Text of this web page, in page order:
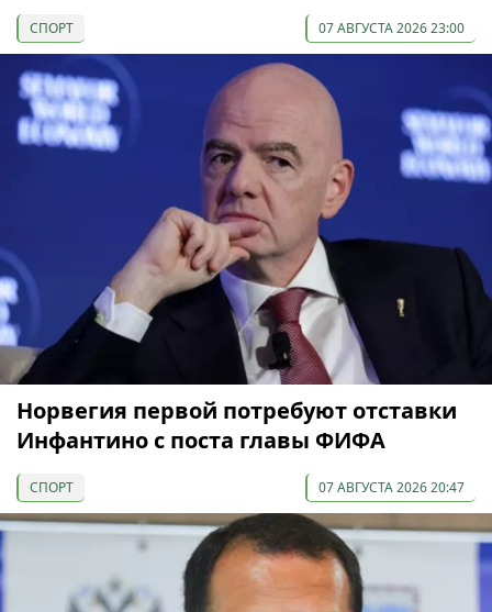
СПОРТ 07 АВГУСТА 2026 23:00
Норвегия первой потребуют отставки
Инфантино с поста главы ФИФА
СПОРТ 07 АВГУСТА 2026 20:47